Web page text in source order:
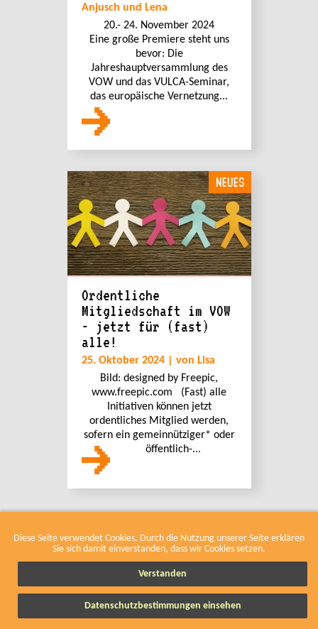
Diese Seite verwendet Cookies. Durch die Nutzung unserer Seite erklären
Sie sich damit einverstanden, dass wir Cookies setzen.
Verstanden
Datenschutzbestimmungen einsehen
Anjusch und Lena
20.- 24. November 2024
Eine große Premiere steht uns
bevor: Die
Jahreshauptversammlung des
VOW und das VULCA-Seminar,
das europäische Vernetzung...
NEUES
Ordentliche
Mitgliedschaft im VOW
- jetzt für (fast)
alle!
25. Oktober 2024 | von Lisa
Bild: designed by Freepic,
www.freepic.com (Fast) alle
Initiativen können jetzt
ordentliches Mitglied werden,
sofern ein gemeinnütziger* oder
öffentlich-...
BLEIBEINFORMIERT